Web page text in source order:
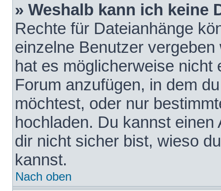
» Weshalb kann ich keine
Rechte für Dateianhänge
einzelne Benutzer
hat es möglicherweise nicht
Forum anzufügen, in dem
möchtest, oder nur
hochladen. Du kannst
dir nicht sicher bist, wieso
kannst.
Nach oben